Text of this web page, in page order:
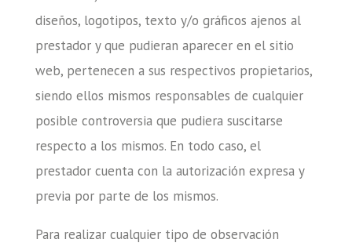
diseños, logotipos, texto y/o gráficos ajenos al
prestador y que pudieran aparecer en el sitio
web, pertenecen a sus respectivos propietarios,
siendo ellos mismos responsables de cualquier
posible controversia que pudiera suscitarse
respecto a los mismos. En todo caso, el
prestador cuenta con la autorización expresa y
previa por parte de los mismos.
Para realizar cualquier tipo de observación